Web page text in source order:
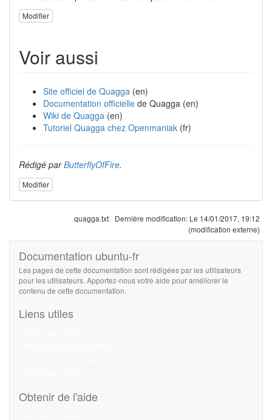
Modifier
Voir aussi
Site officiel de Quagga (en)
Documentation officielle de Quagga (en)
Wiki de Quagga (en)
Tutoriel Quagga chez Openmaniak (fr)
Rédigé parButterflyOfFire.
Modifier
quagga.txt Dernière modification: Le 14/01/2017, 19:12
(modification externe)
Documentation ubuntu-fr
Les pages de cette documentation sont rédigées par les utilisateurs
pour les utilisateurs. Apportez-nous votre aide pour améliorer le
contenu de cette documentation.
Liens utiles
Obtenir de l'aide